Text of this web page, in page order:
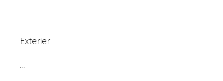
Exterier
...